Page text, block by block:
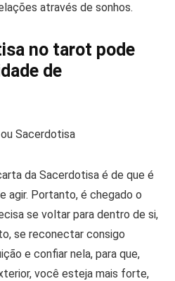
através de sonhos.
no tarot pode
de
da Sacerdotisa é de que é
agir. Portanto, é chegado o
se voltar para dentro de si,
se reconectar consigo
e confiar nela, para que,
você esteja mais forte,